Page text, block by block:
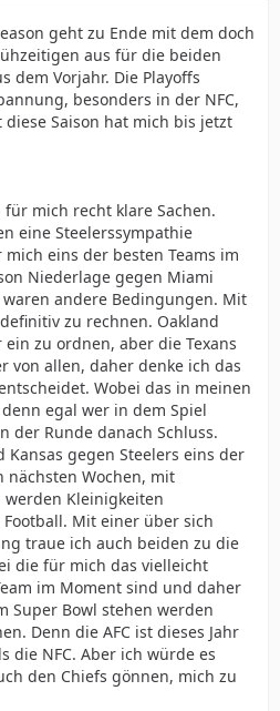
geht zu Ende mit dem doch
aus für die beiden
dem Vorjahr. Die Playoffs
besonders in der NFC,
Saison hat mich bis jetzt
für mich recht klare Sachen.
eine Steelerssympathie
eins der besten Teams im
Niederlage gegen Miami
andere Bedingungen. Mit
zu rechnen. Oakland
zu ordnen, aber die Texans
von allen, daher denke ich das
Wobei das in meinen
egal wer in dem Spiel
der Runde danach Schluss.
Kansas gegen Steelers eins der
nächsten Wochen, mit
werden Kleinigkeiten
Mit einer über sich
traue ich auch beiden zu die
die für mich das vielleicht
im Moment sind und daher
Super Bowl stehen werden
Denn die AFC ist dieses Jahr
die NFC. Aber ich würde es
den Chiefs gönnen, mich zu